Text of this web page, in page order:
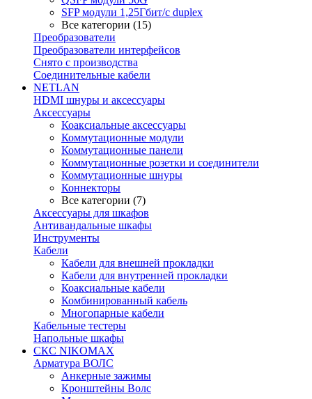
SFP модули 1,25Гбит/с duplex
Все категории (15)
Преобразователи
Преобразователи интерфейсов
Снято с производства
Соединительные кабели
NETLAN
HDMI шнуры и аксессуары
Аксессуары
Коаксиальные аксессуары
Коммутационные модули
Коммутационные панели
Коммутационные розетки и соединители
Коммутационные шнуры
Коннекторы
Все категории (7)
Аксессуары для шкафов
Антивандальные шкафы
Инструменты
Кабели
Кабели для внешней прокладки
Кабели для внутренней прокладки
Коаксиальные кабели
Комбинированный кабель
Многопарные кабели
Кабельные тестеры
Напольные шкафы
СКС NIKOMAX
Арматура ВОЛС
Анкерные зажимы
Кронштейны Волс